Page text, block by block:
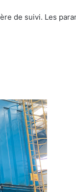
de suivi. Les